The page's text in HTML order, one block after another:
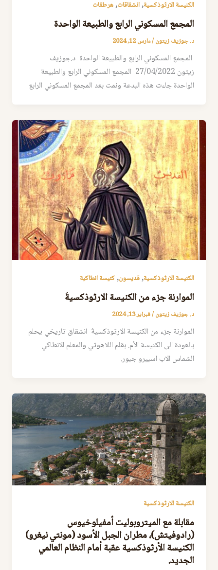
الكنيسة الارثوذكسية,انشقاقات,هرطقات
المجمع المسكوني الرابع والطبيعة الواحدة
د. جوزيف زيتون/مارس 12, 2024
المجمع المسكوني الرابع والطبيعة الواحدة د.جوزيف
زيتون 27/04/2022 المجمع المسكوني الرابع والطبيعة
الواحدة جاءت هذه البدعة ونمت بعد المجمع المسكوني الرابع
الكنيسة الارثوذكسية,قديسون,كنيسة انطاكية
الموارنة جزء من الكنيسة الارثوذكسيةَ
د. جوزيف زيتون/فبراير 13, 2024
الموارنة جزء من الكنيسة الارثوذكسيةَ انشقاق تاريخي يحلم
بالعودة الى الكنيسة الأم. بقلم اللاهوتي والمعلم الانطاكي
الشماس الاب اسبيرو جبور.
الكنيسة الارثوذكسية
مقابلة مع الميتروبوليت أمفيلوخيوس
(رادوفيتش)، مطران الجبل الأسود (مونتي نيغرو)
الكنيسة الأرثوذكسية عقبة أمام النظام العالمي
الجديد.